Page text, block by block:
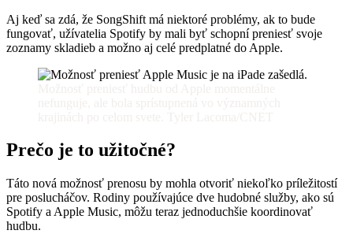
Aj keď sa zdá, že SongShift má niektoré problémy, ak to bude
fungovať, užívatelia Spotify by mali byť schopní preniesť svoje
zoznamy skladieb a možno aj celé predplatné do Apple.
Prečo je to užitočné?
Táto nová možnosť prenosu by mohla otvoriť niekoľko príležitostí
pre poslucháčov. Rodiny používajúce dve hudobné služby, ako sú
Spotify a Apple Music, môžu teraz jednoduchšie koordinovať
hudbu.